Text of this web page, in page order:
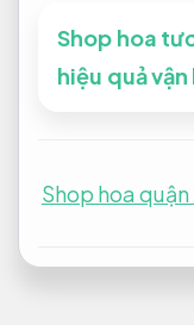
Shop hoa
hiệu quả vận
Shop hoa quận